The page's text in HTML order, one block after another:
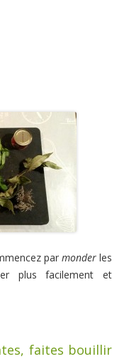
par monderles
plus facilement et
faites bouillir